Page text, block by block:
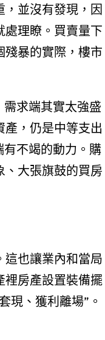
並沒有發現，因
處理瞭。買賣量下
殘暴的實際，樓市
求端其實太強盛
，仍是中等支出
不竭的動力。購
、大張旗鼓的買房
這也讓業內和當局
裡房產設置裝備擺
現、獲利離場”。